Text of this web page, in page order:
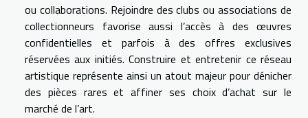
ou collaborations. Rejoindre des clubs ou associations de
collectionneurs favorise aussi l’accès à des œuvres
confidentielles et parfois à des offres exclusives
réservées aux initiés. Construire et entretenir ce réseau
artistique représente ainsi un atout majeur pour dénicher
des pièces rares et affiner ses choix d’achat sur le
marché de l’art.